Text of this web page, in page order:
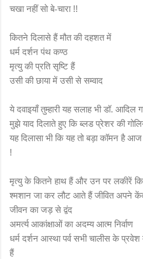
चखा नहीं सो बे-चारा !!
कितने दिलासे हैं मौत की दहशत में
धर्म दर्शन पंथ कण्ठ
मृत्यु की प्रति सृष्टि हैं
उसी की छाया में उसी से सम्वाद
ये दवाइयाँ तुम्हारी यह सलाह भी डॉ. आदिल
मुझे याद दिलाते हुए कि ब्लड प्रेशर की
यह दिलासा भी कि यह तो बड़ा कॉमन है
!
मृत्यु के कितने हाथ हैं और उन पर लकीरें
श्मशान जा कर लौट आते हैं जीवित अपने
जीवन का जड़ से द्वंद
अमर्त्य आकांक्षाओं का अदम्य आत्म निर्वाण
धर्म दर्शन आस्था पर्व सभी चालीस के प्रवेश
हैं